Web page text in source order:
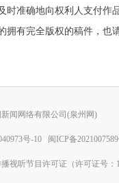
准确地向权利人支付
完全版权的稿件，也
闻网络有限公司(泉州网)
号-10 闽ICP备
视听节目许可证（许可证号：